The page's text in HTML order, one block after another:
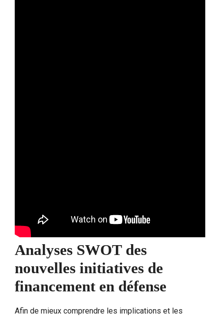
Analyses SWOT des
nouvelles initiatives de
financement en défense
Afin de mieux comprendre les implications et les